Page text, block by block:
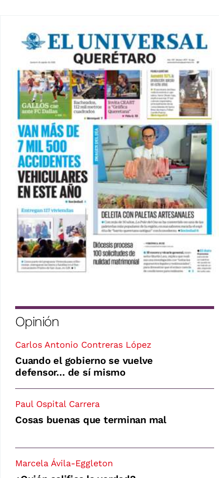
Opinión
Carlos Antonio Contreras López
Cuando el gobierno se vuelve
defensor… de sí mismo
Paul Ospital Carrera
Cosas buenas que terminan mal
Marcela Ávila-Eggleton